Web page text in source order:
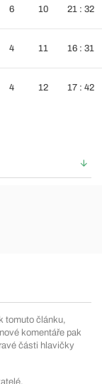
6 10 21 : 32
4 11 16 : 31
4 12 17 : 42
tomuto článku,
komentáře pak
části hlavičky